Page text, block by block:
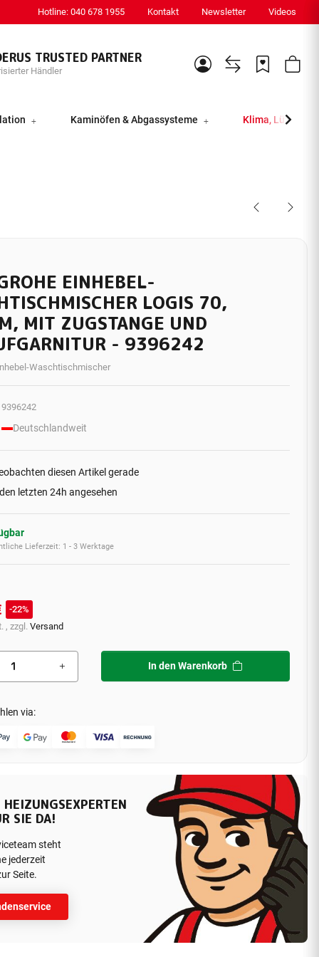
Hotline: 040 678 1955 Kontakt Newsletter Videos
TRUSTED PARTNER
Händler
Kaminöfen & Abgassysteme Klima, Lüftung
EINHEBEL-
LOGIS 70,
MIT ZUGSTANGE UND
- 9396242
Waschtischmischer
9396242
Deutschlandweit
diesen Artikel gerade
letzten 24h angesehen
Lieferzeit: 1 - 3 Werktage
22%
, zzgl. Versand
In den Warenkorb
via:
HEIZUNGSEXPERTEN
SIE DA!
steht
jederzeit
Seite.